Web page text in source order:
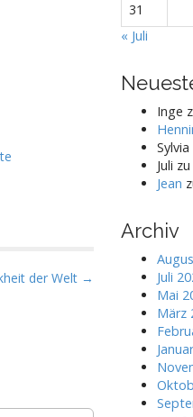
der Welt →
31
« Juli
Inge
Juli zu
Jean
Archiv
Juli
Mai
März